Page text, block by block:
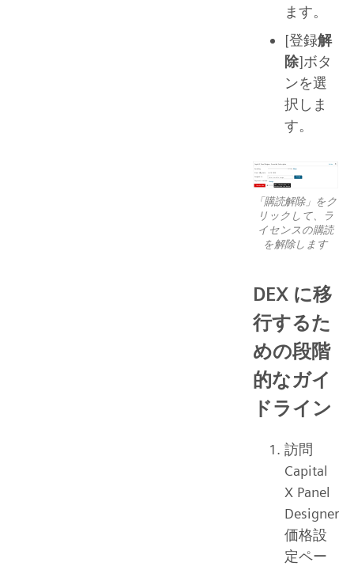
ます。
[登録解
除]ボタ
ンを選
択しま
す。
「購読解除」をク
リックして、ラ
イセンスの購読
を解除します
DEX に移
行するた
めの段階
的なガイ
ドライン
訪問
Capital
X Panel
Designer
価格設
定ペー